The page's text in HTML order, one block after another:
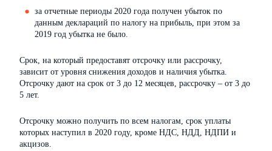
за отчетные периоды 2020 года получен убыток по
данным деклараций по налогу на прибыль, при этом за
2019 год убытка не было.
Срок, на который предоставят отсрочку или рассрочку,
зависит от уровня снижения доходов и наличия убытка.
Отсрочку дают на срок от 3 до 12 месяцев, рассрочку – от 3 до
5 лет.
Отсрочку можно получить по всем налогам, срок уплаты
которых наступил в 2020 году, кроме НДС, НДД, НДПИ и
акцизов.